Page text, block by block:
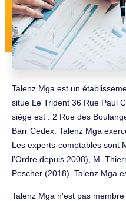
Talenz Mga est un
situe Le Trident 36 Rue Paul
siège est : 2 Rue des
Barr Cedex. Talenz Mga
Les experts-comptables sont
l'Ordre depuis 2008), M.
Pescher (2018). Talenz Mga
Talenz Mga n'est pas